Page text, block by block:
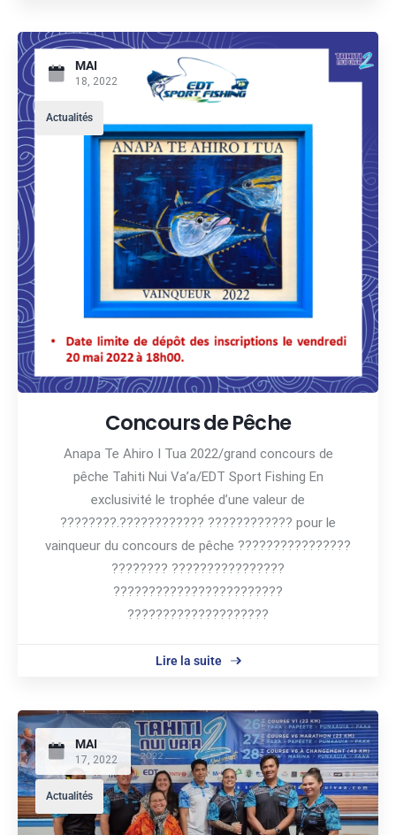
MAI
18, 2022
Actualités
Concours de Pêche
Anapa Te Ahiro I Tua 2022/grand concours de
pêche Tahiti Nui Va’a/EDT Sport Fishing En
exclusivité le trophée d’une valeur de
????????.???????????? ???????????? pour le
vainqueur du concours de pêche ????????????????
???????? ????????????????
????????????????????????
????????????????????
Lire la suite
MAI
17, 2022
Actualités